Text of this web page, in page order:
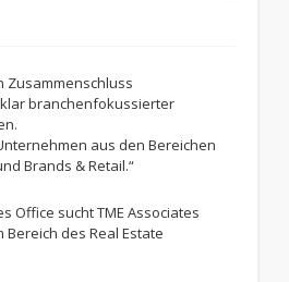
Zusammenschluss
branchenfokussierter
aus den Bereichen
Brands & Retail.“
Office sucht TME Associates
des Real Estate